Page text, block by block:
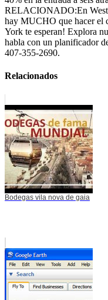
RELACIONADO:En
hay MUCHO que hacer el
York te esperan! Explora
habla con un planificador
407-355-2690.
Relacionados
Bodegas vila nova de gaia